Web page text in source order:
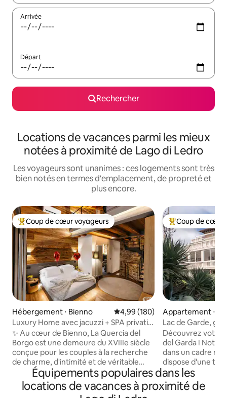
Arrivée
Départ
Rechercher
Locations de vacances parmi les mieux
notées à proximité de Lago di Ledro
Les voyageurs sont unanimes : ces logements sont très
bien notés en termes d'emplacement, de propreté et
plus encore.
Coups de cœur voyageurs les plus appréciés
Coup de cœur voyageurs
Hébergement ⋅ Bienno Évaluation moyenne sur la
4,99 (180)
Luxury Home avec jacuzzi + SPA privatif
+ vue sur les Alpes
✨ Au cœur de Bienno, La Quercia del
Borgo est une demeure du XVIIIe siècle
conçue pour les couples à la recherche
de charme, d'intimité et de véritable
bien-être. Pierre ancienne, bois et
design accompagnent un Private SPA
rien que pour vous avec jacuzzi, sauna
Coups de cœur
Coup de cœur
Appartement ⋅
da
Lac de Garde,
Découvrez votre
del Garda ! Notre
dans un cadre
dispose d'une
une vue
Équipé tout
confortables à
Équipements populaires dans les
locations de vacances à proximité de